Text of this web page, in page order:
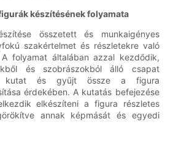
készítésének folyamata
összetett és munkaigényes
szakértelmet és részletekre való
folyamat általában azzal kezdődik,
és szobrászokból álló csapat
kutat és gyűjt össze a figura
érdekében. A kutatás befejezése
elkészíteni a figura részletes
annak képmását és egyedi